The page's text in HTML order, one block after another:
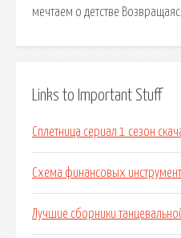
мечтаем о детстве
Links to Important Stuff
Сплетница сериал 1 сезон
Схема финансовых
Лучшие сборники